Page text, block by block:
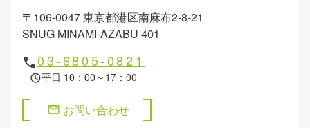
〒106-0047 東京都港区南麻布2-8-21
SNUG MINAMI-AZABU 401
phone03-6805-0821
schedule平日 10：00～17：00
mail お問い合わせ